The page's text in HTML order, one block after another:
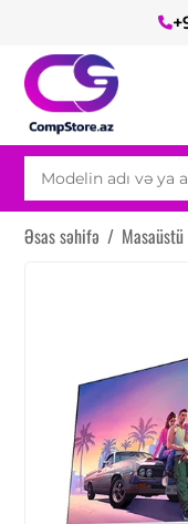
Əsas səhifə /